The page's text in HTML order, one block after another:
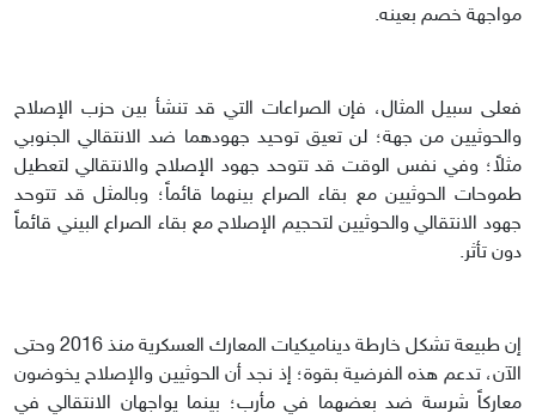
مواجهة خصم بعينه.
فعلى سبيل المثال، فإن الصراعات التي قد تنشأ بين حزب الإصلاح
والحوثيين من جهة؛ لن تعيق توحيد جهودهما ضد الانتقالي الجنوبي
مثلاً؛ وفي نفس الوقت قد تتوحد جهود الإصلاح والانتقالي لتعطيل
طموحات الحوثيين مع بقاء الصراع بينهما قائماً؛ وبالمثل قد تتوحد
جهود الانتقالي والحوثيين لتحجيم الإصلاح مع بقاء الصراع البيني قائماً
دون تأثر.
إن طبيعة تشكل خارطة ديناميكيات المعارك العسكرية منذ 2016 وحتى
الآن، تدعم هذه الفرضية بقوة؛ إذ نجد أن الحوثيين والإصلاح يخوضون
معاركاً شرسة ضد بعضهما في مأرب؛ بينما يواجهان الانتقالي في